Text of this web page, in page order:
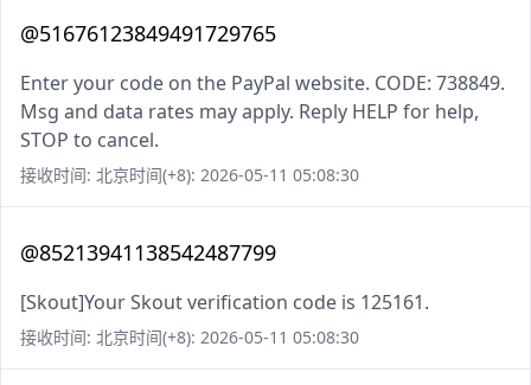
@51676123849491729765
Enter your code on the PayPal website. CODE: 738849.
Msg and data rates may apply. Reply HELP for help,
STOP to cancel.
接收时间: 北京时间(+8): 2026-05-11 05:08:30
@85213941138542487799
[Skout]Your Skout verification code is 125161.
接收时间: 北京时间(+8): 2026-05-11 05:08:30